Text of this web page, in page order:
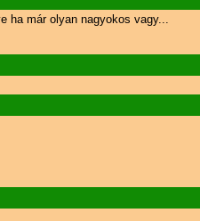
ha már olyan nagyokos vagy...